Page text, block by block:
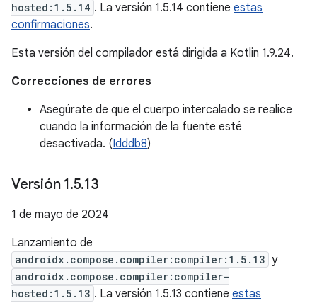
hosted:1.5.14 . La versión 1.5.14 contiene estas
confirmaciones.
Esta versión del compilador está dirigida a Kotlin 1.9.24.
Correcciones de errores
Asegúrate de que el cuerpo intercalado se realice
cuando la información de la fuente esté
desactivada. (Idddb8)
Versión 1.5.13
1 de mayo de 2024
Lanzamiento de
androidx.compose.compiler:compiler:1.5.13 y
androidx.compose.compiler:compiler-
hosted:1.5.13 . La versión 1.5.13 contiene estas